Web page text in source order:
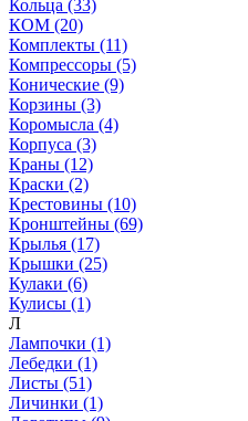
Кольца (33)
КОМ (20)
Комплекты (11)
Компрессоры (5)
Конические (9)
Корзины (3)
Коромысла (4)
Корпуса (3)
Краны (12)
Краски (2)
Крестовины (10)
Кронштейны (69)
Крылья (17)
Крышки (25)
Кулаки (6)
Кулисы (1)
Л
Лампочки (1)
Лебедки (1)
Листы (51)
Личинки (1)